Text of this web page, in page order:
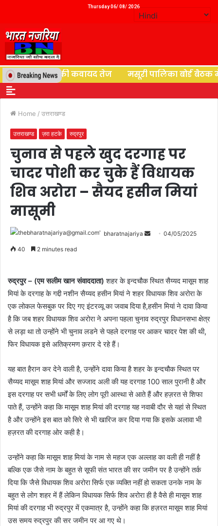
Thursday 06/ 08/ 2026
के पुनर्वास की कवायद तेज मसूरी पालिका बोर्ड बैठक में
Home / उत्तराखण्ड
उत्तराखण्ड ज़रा हटके रुद्रपुर
चुनाव से पहले खुद दरगाह पर
चादर पोशी कर चुके हैं विधायक
शिव अरोरा – सैयद हसीन मियां
मासूमी
bharatnajariya 04/05/2025
40 2 minutes read
रुद्रपुर – (एम सलीम खान संवाददाता) शहर के इन्दचौक स्थित सैय्यद मासूम शाह
मियां के दरगाह के गद्दी नशीन सैय्यद हसीन मियां ने शहर विधायक शिव अरोरा के
एक लोकल फेसबुक पर दिए गए इंटरव्यू का जवाब दिया है,हसीन मियां ने दावा किया
है कि जब शहर विधायक शिव अरोरा ने अपना पहला चुनाव रुद्रपुर विधानसभा क्षेत्र
से लड़ा था तो उन्होंने भी चुनाव लडने से पहले दरगाह पर आकर चादर पेश की थी,
फिर विधायक इसे अतिक्रमण क़रार दे रहे हैं।
यह बात हैरान कर देने वाली है, उन्होंने दावा किया है शहर के इन्दचौक स्थित पर
सैय्यद मासूम शाह मियां और सज्जाद अली की यह दरगाह 100 साल पुरानी है और
इस दरगाह पर सभी धर्मों के लिए लोग पूरी आस्था से आते हैं और हज़रत से शिफा
पाते हैं, उन्होंने कहा कि मासूम शाह मियां की दरगाह यह नवाबी दौर से यहां से स्थित
है और उन्होंने इस बात को सिरे से भी खारिज कर दिया गया कि इसके अलावा भी
हज़रत की दरगाह ओर कही है।
उन्होंने कहा कि मासूम शाह मियां के नाम से महज एक अल्लाह का वली ही नहीं है
बल्कि एक जैसे नाम के बहुत से सूफी संत भारत की सर जमीन पर है उन्होंने तर्क
दिया कि जैसे विधायक शिव अरोरा सिर्फ एक व्यक्ति नहीं हो सकता उनके नाम के
बहुत से लोग शहर में हैं लेकिन विधायक सिर्फ शिव अरोरा ही है वैसे ही मासूम शाह
मियां की दरगाह भी रुद्रपुर में एकमात्र है, उन्होंने कहा कि हज़रत मासूम शाह मियां
उस समय रुद्रपुर की सर जमीन पर आ गए थे।